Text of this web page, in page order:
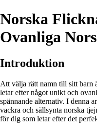
Norska
Ovanliga
Introduktion
Att välja rätt namn till sitt barn
letar efter något unikt och
spännande alternativ. I denna
vackra och sällsynta norska
för dig som letar efter det